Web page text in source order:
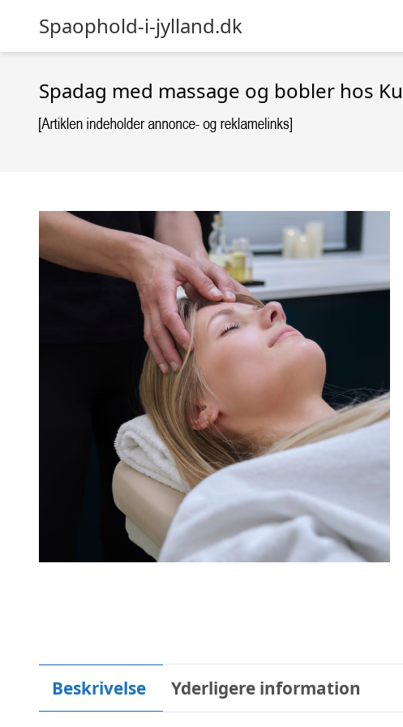
Spaophold-i-jylland.dk
Spadag med massage og bobler hos
Beskrivelse Yderligere information